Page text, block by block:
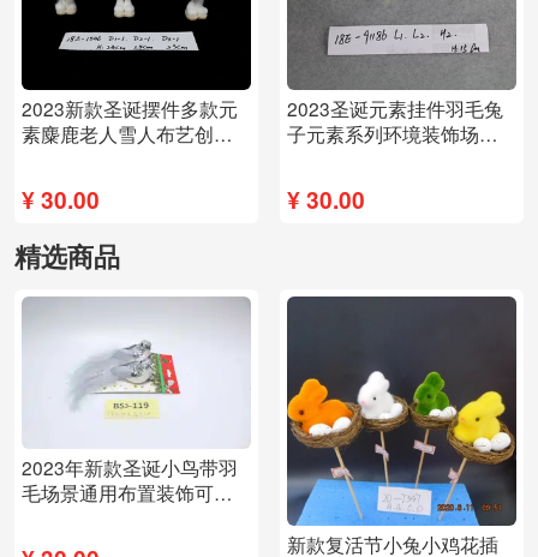
2023新款圣诞摆件多款元
素麋鹿老人雪人布艺创意
¥30.00
2023圣诞元素挂件羽毛兔
子元素系列环境装饰场景
¥30.00
精选商品
2023年新款圣诞小鸟带羽
毛场景通用布置装饰可爱
新款复活节小兔小鸡花插